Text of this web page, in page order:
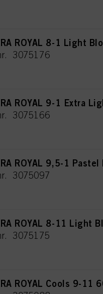
ROYAL 8-1 Light
3075176
ROYAL 9-1 Extra
3075166
ROYAL 9,5-1
3075097
ROYAL 8-11 Light
3075175
ROYAL Cools 9-11